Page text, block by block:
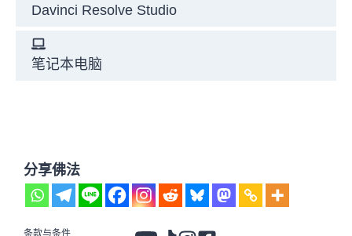
Davinci Resolve Studio
笔记本电脑
分享佛法
条款与条件